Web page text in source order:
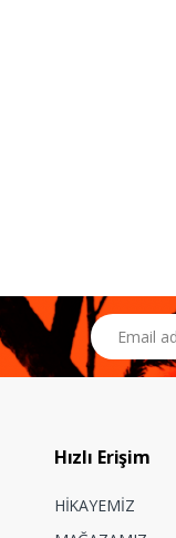
Email
Hızlı Erişim
HİKAYEMİZ